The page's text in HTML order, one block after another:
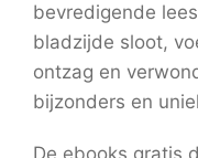
bevredigende
bladzijde sloot,
ontzag en
bijzonders en
De ebooks gratis